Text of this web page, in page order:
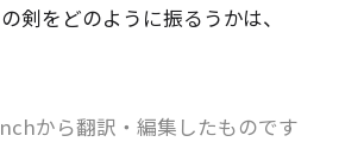
をどのように振るうかは、
から翻訳・編集したものです